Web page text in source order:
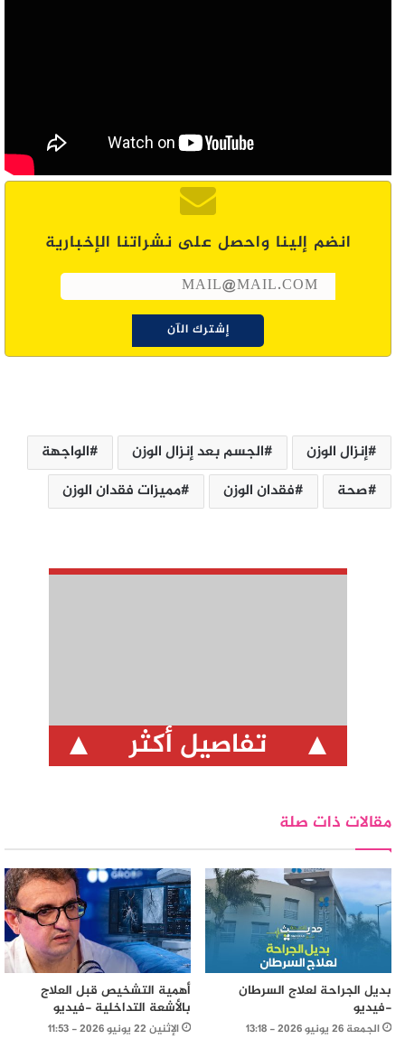
انضم إلينا واحصل على نشراتنا الإخبارية
إنزال الوزن الجسم بعد إنزال الوزن
الواجهة
صحة
فقدان الوزن مميزات فقدان الوزن
تفاصيل أكثر
مقالات ذات صلة
بديل الجراحة لعلاج السرطان
-فيديو
الجمعة 26 يونيو 2026 - 13:18
أهمية التشخيص قبل العلاج
بالأشعة التداخلية -فيديو
الإثنين 22 يونيو 2026 - 11:53